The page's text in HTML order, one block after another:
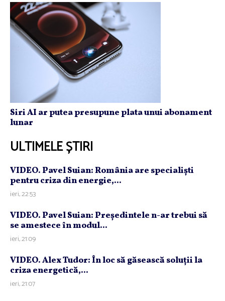
Siri AI ar putea presupune plata unui abonament
lunar
ULTIMELE ȘTIRI
VIDEO. Pavel Suian: România are specialişti
pentru criza din energie,...
ieri, 22:53
VIDEO. Pavel Suian: Preşedintele n-ar trebui să
se amestece în modul...
ieri, 21:09
VIDEO. Alex Tudor: În loc să găsească soluţii la
criza energetică,...
ieri, 21:07